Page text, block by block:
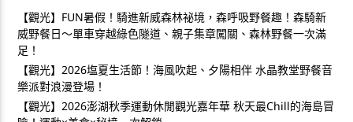
【觀光】FUN暑假！騎進新威森林祕境，森呼吸野餐趣！森騎新
威野餐日～單車穿越綠色隧道、親子集章闖關、森林野餐一次滿
足！
【觀光】2026塩夏生活節！海風吹起、夕陽相伴 水晶教堂野餐音
樂派對浪漫登場！
【觀光】2026澎湖秋季運動休閒觀光嘉年華 秋天最Chill的海島冒